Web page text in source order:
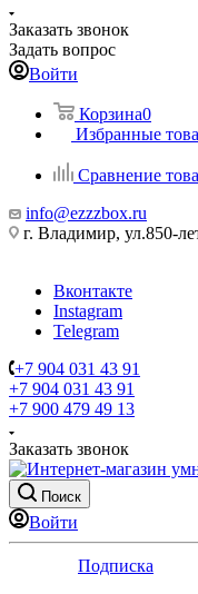
Заказать звонок
Задать вопрос
Войти
Корзина0
Избранные
Сравнение
info@ezzzbox.ru
г. Владимир, ул.850-
Вконтакте
Instagram
Telegram
+7 904 031 43 91
+7 904 031 43 91
+7 900 479 49 13
Заказать звонок
Поиск
Войти
Подписка